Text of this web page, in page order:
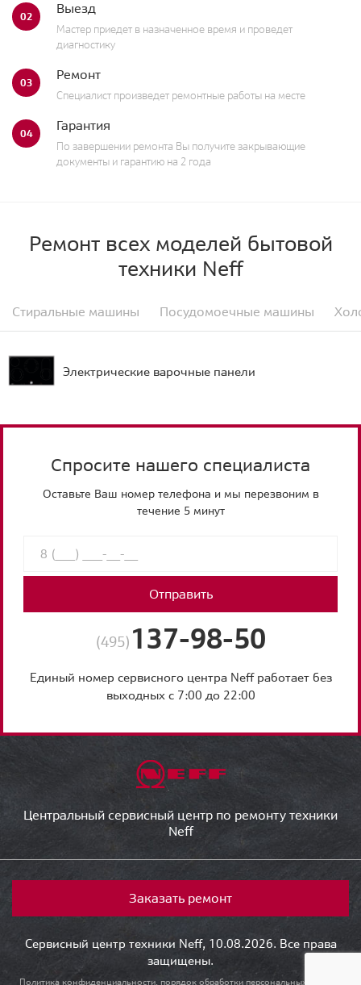
02 Выезд
Мастер приедет в назначенное время и проведет
диагностику
03 Ремонт
Специалист произведет ремонтные работы на месте
04 Гарантия
По завершении ремонта Вы получите закрывающие
документы и гарантию на 2 года
Ремонт всех моделей бытовой
техники Neff
Стиральные машины Посудомоечные машины
Электрические варочные панели
Спросите нашего специалиста
Оставьте Ваш номер телефона и мы перезвоним в
течение 5 минут
Отправить
(495) 137-98-50
Единый номер сервисного центра Neff работает без
выходных с 7:00 до 22:00
Центральный сервисный центр по ремонту техники
Neff
Заказать ремонт
Сервисный центр техники Neff, 10.08.2026. Все права
защищены.
Политика конфиденциальности, порядок обработки персональных данных